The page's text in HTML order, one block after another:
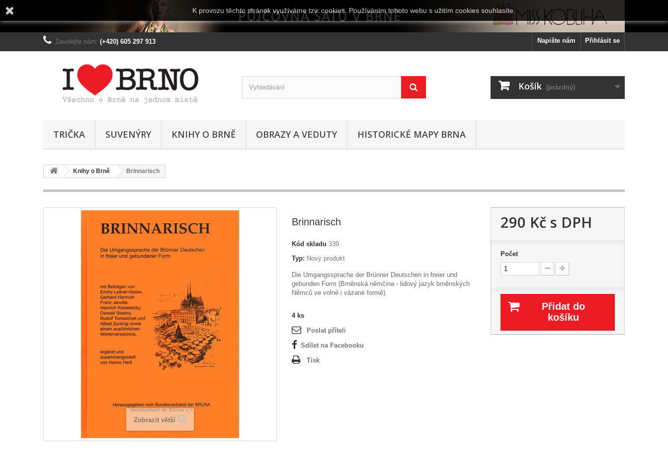
Přihlásit se
Napište nám
Zavolejte nám: (+420) 605 297 913
Košík (prázdný)
TRIČKA SUVENÝRY KNIHY O BRNĚ OBRAZY A VEDUTY HISTORICKÉ MAPY BRNA
Knihy o Brně Brinnarisch
Zobrazit větší
Brinnarisch
Kód skladu 339
Typ: Nový produkt
Die Umgangssprache der Brünner Deutschen in freier und
gebunden Form (Brněnská němčina - lidový jazyk brněnských
Němců ve volné i vázané formě).
4 ks
Poslat příteli
Sdílet na Facebooku
Tisk
290 Kčs DPH
Počet
Přidat do
košíku
K provozu těchto stránek využíváme tzv. cookies. Používáním tohoto webu s užitím cookies souhlasíte.